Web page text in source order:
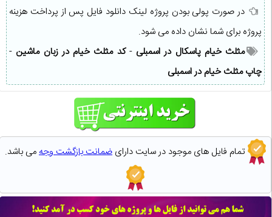
در صورت پولی بودن پروژه لینک دانلود فایل پس از پرداخت هزینه
پروژه برای شما نشان داده می شود.
مثلث خیام پاسکال در اسمبلی- کد مثلث خیام در زبان ماشین-
چاپ مثلث خیام در اسمبلی
تمام فایل های موجود در سایت دارای ضمانت بازگشت وجهمی باشد.